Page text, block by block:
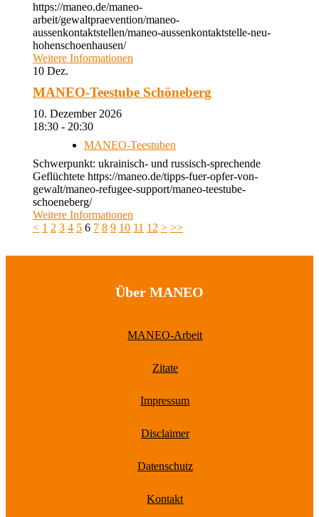
https://maneo.de/maneo-
arbeit/gewaltpraevention/maneo-
aussenkontaktstellen/maneo-aussenkontaktstelle-neu-
hohenschoenhausen/
Weitere Informationen
10 Dez.
MANEO-Teestube Schöneberg
10. Dezember 2026
18:30 - 20:30
MANEO-Teestuben
Schwerpunkt: ukrainisch- und russisch-sprechende
Geflüchtete https://maneo.de/tipps-fuer-opfer-von-
gewalt/maneo-refugee-support/maneo-teestube-
schoeneberg/
Weitere Informationen
< 1 2 3 4 5 6 7 8 9 10 11 12 > >>
Über MANEO
MANEO-Arbeit
Zitate
Impressum
Disclaimer
Datenschutz
Kontakt